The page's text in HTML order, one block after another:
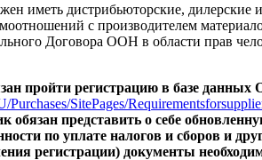
иметь дистрибьюторские,
с производителем
Договора ООН в области прав
пройти регистрацию в базе
Purchases/SitePages/
обязан представить о себе
по уплате налогов и сборов и
регистрации) документы